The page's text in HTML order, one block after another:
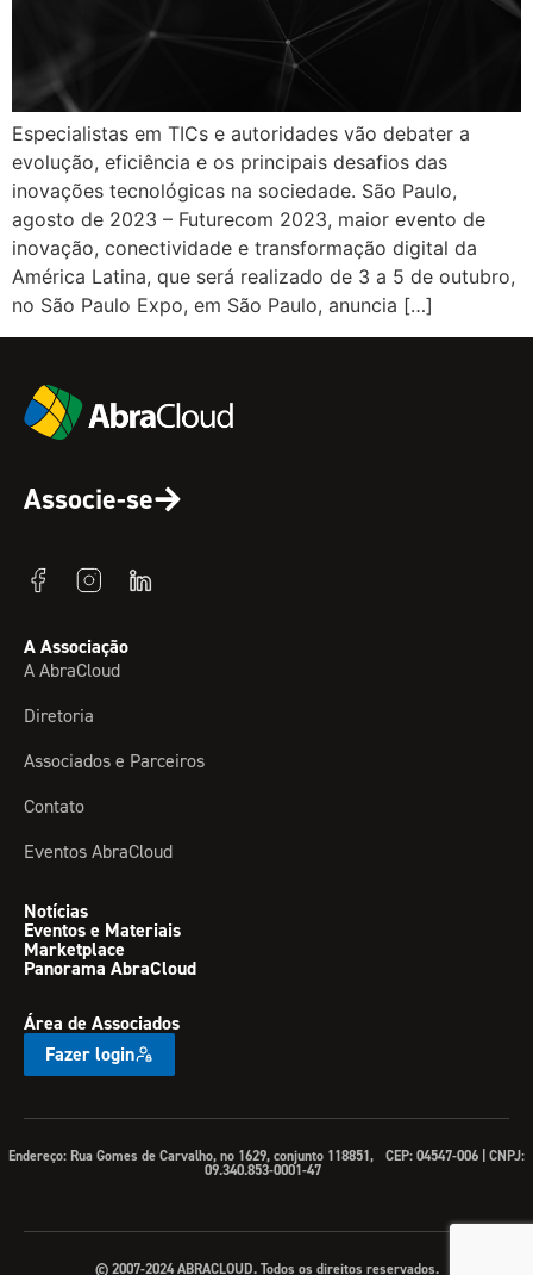
Especialistas em TICs e autoridades vão debater a
evolução, eficiência e os principais desafios das
inovações tecnológicas na sociedade. São Paulo,
agosto de 2023 – Futurecom 2023, maior evento de
inovação, conectividade e transformação digital da
América Latina, que será realizado de 3 a 5 de outubro,
no São Paulo Expo, em São Paulo, anuncia […]
Associe-se
A Associação
A AbraCloud
Diretoria
Associados e Parceiros
Contato
Eventos AbraCloud
Notícias
Eventos e Materiais
Marketplace
Panorama AbraCloud
Área de Associados
Fazer login
Endereço: Rua Gomes de Carvalho, no 1629, conjunto 118851, CEP: 04547-006 | CNPJ:
09.340.853-0001-47
© 2007-2024 ABRACLOUD. Todos os direitos reservados.